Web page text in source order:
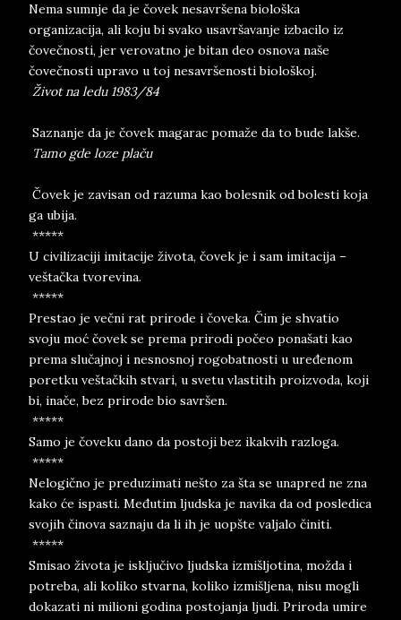
Nema sumnje da je čovek nesavršena biološka
organizacija, ali koju bi svako usavršavanje izbacilo iz
čovečnosti, jer verovatno je bitan deo osnova naše
čovečnosti upravo u toj nesavršenosti biološkoj.
Život na ledu 1983/84
Saznanje da je čovek magarac pomaže da to bude lakše.
Tamo gde loze plaču
Čovek je zavisan od razuma kao bolesnik od bolesti koja
ga ubija.
*****
U civilizaciji imitacije života, čovek je i sam imitacija –
veštačka tvorevina.
*****
Prestao je večni rat prirode i čoveka. Čim je shvatio
svoju moć čovek se prema prirodi počeo ponašati kao
prema slučajnoj i nesnosnoj rogobatnosti u uređenom
poretku veštačkih stvari, u svetu vlastitih proizvoda, koji
bi, inače, bez prirode bio savršen.
*****
Samo je čoveku dano da postoji bez ikakvih razloga.
*****
Nelogično je preduzimati nešto za šta se unapred ne zna
kako će ispasti. Međutim ljudska je navika da od posledica
svojih činova saznaju da li ih je uopšte valjalo činiti.
*****
Smisao života je isključivo ljudska izmišljotina, možda i
potreba, ali koliko stvarna, koliko izmišljena, nisu mogli
dokazati ni milioni godina postojanja ljudi. Priroda umire